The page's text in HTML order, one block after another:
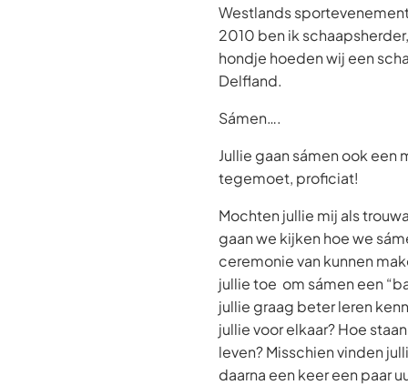
Westlands
2010 ben ik
hondje hoeden wij een
Delfland.
Sámen….
Jullie gaan sámen ook een
tegemoet, proficiat!
Mochten jullie mij als
gaan we kijken hoe we
ceremonie van kunnen
jullie toe om sámen een
jullie graag beter leren
jullie voor elkaar? Hoe
leven? Misschien vinden
daarna een keer een paar